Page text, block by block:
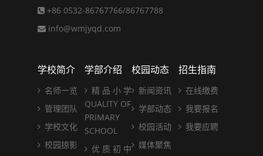
+86 0532-86767766/86767788
info@wmjyqd.com
学校简介
名师一览
管理团队
学校文化
校园掠影
学部介绍
精 品 小 学
QUALITY OF
PRIMARY
SCHOOL
优 质 初 中
校园动态
新闻资讯
学部动态
校园活动
媒体聚焦
招生指南
在线缴费
我要报名
我要应聘